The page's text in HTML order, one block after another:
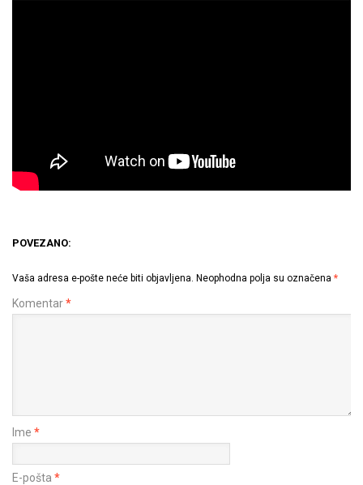
POVEZANO:
Vaša adresa e-pošte neće biti objavljena. Neophodna polja su označena *
Komentar*
Ime *
E-pošta *